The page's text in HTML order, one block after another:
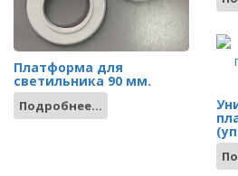
Платформа для
светильника 90 мм.
Подробнее...